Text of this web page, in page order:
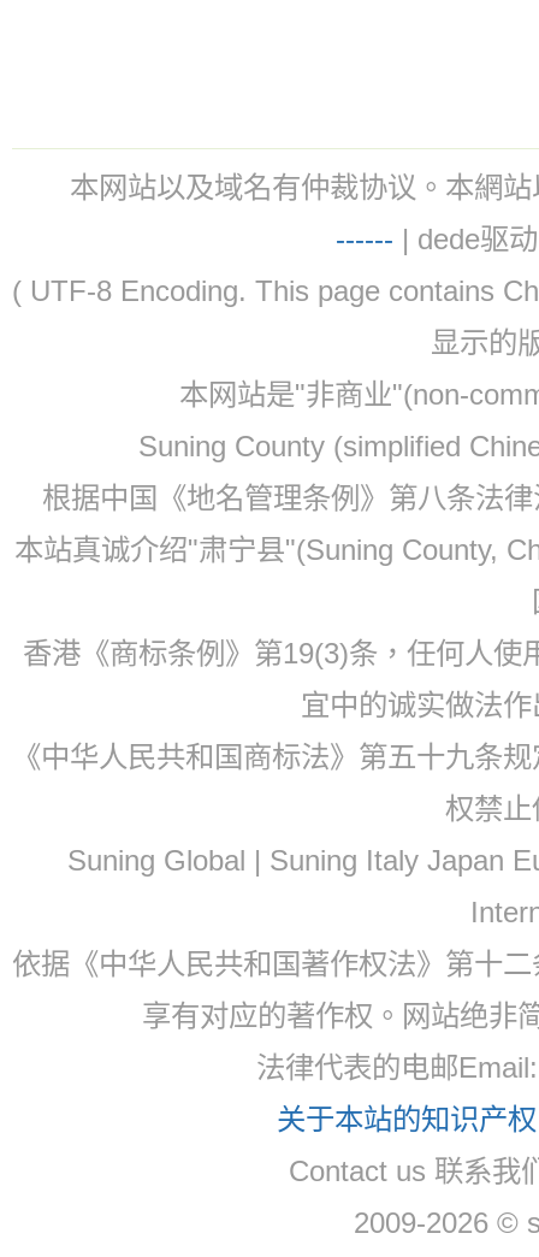
本网站以及域名有仲裁协议。本網
------ | dede驱
( UTF-8 Encoding. This page contains
显示的
本网站是"非商业"(non-
Suning County (simplified
根据中国《地名管理条例》第八条法
本站真诚介绍"肃宁县"(Suning County,
香港《商标条例》第19(3)条，任何人
宜中的诚实做法
《中华人民共和国商标法》第五十九条
权禁
Suning Global | Suning Italy Japan
依据《中华人民共和国著作权法》第十
享有对应的著作权。网站绝非
法律代表的电邮
关于本站的知识产
Contact us 联系我
2009-2026 ©